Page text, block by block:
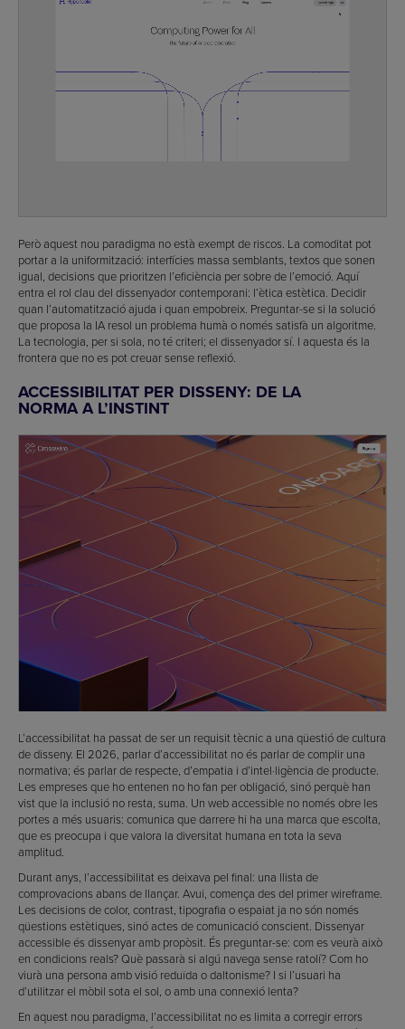
Però aquest nou paradigma no està exempt de riscos. La comoditat pot
portar a la uniformització: interfícies massa semblants, textos que sonen
igual, decisions que prioritzen l’eficiència per sobre de l’emoció. Aquí
entra el rol clau del dissenyador contemporani: l’ètica estètica. Decidir
quan l’automatització ajuda i quan empobreix. Preguntar-se si la solució
que proposa la IA resol un problema humà o només satisfà un algoritme.
La tecnologia, per si sola, no té criteri; el dissenyador sí. I aquesta és la
frontera que no es pot creuar sense reflexió.
ACCESSIBILITAT PER DISSENY: DE LA
NORMA A L’INSTINT
L’accessibilitat ha passat de ser un requisit tècnic a una qüestió de cultura
de disseny. El 2026, parlar d’accessibilitat no és parlar de complir una
normativa; és parlar de respecte, d’empatia i d’intel·ligència de producte.
Les empreses que ho entenen no ho fan per obligació, sinó perquè han
vist que la inclusió no resta, suma. Un web accessible no només obre les
portes a més usuaris: comunica que darrere hi ha una marca que escolta,
que es preocupa i que valora la diversitat humana en tota la seva
amplitud.
Durant anys, l’accessibilitat es deixava pel final: una llista de
comprovacions abans de llançar. Avui, comença des del primer wireframe.
Les decisions de color, contrast, tipografia o espaiat ja no són només
qüestions estètiques, sinó actes de comunicació conscient. Dissenyar
accessible és dissenyar amb propòsit. És preguntar-se: com es veurà això
en condicions reals? Què passarà si algú navega sense ratolí? Com ho
viurà una persona amb visió reduïda o daltonisme? I si l’usuari ha
d’utilitzar el mòbil sota el sol, o amb una connexió lenta?
En aquest nou paradigma, l’accessibilitat no es limita a corregir errors